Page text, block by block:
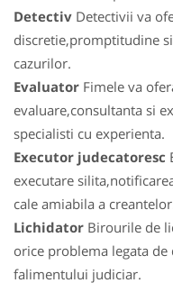
Detectiv Detectivii va
discretie,promptitudine
cazurilor.
Evaluator Fimele va
evaluare,consultanta si
specialisti cu experienta.
Executor judecatoresc
executare
cale amiabila a
Lichidator Birourile de
orice problema legata
falimentului judiciar.